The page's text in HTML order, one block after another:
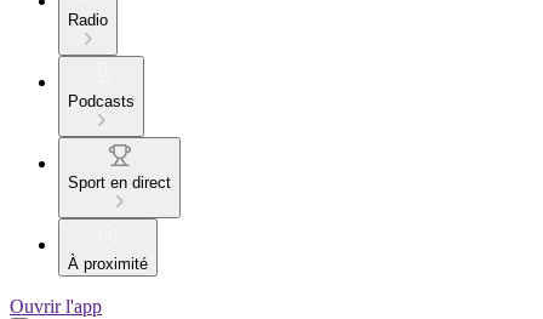
Radio
Podcasts
Sport en direct
À proximité
Ouvrir l'app